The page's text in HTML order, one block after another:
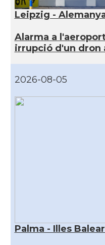
Leipzig -
Alarma a
irrupció d'un dron
2026-08-05
Palma - Illes